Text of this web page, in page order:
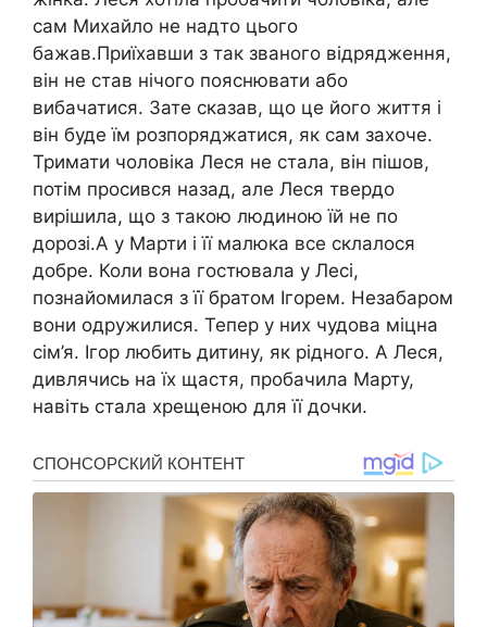
сам Михайло не надто цього
бажав.Приїхавши з так званого відрядження,
він не став нічого пояснювати або
вибачатися. Зате сказав, що це його життя і
він буде їм розпоряджатися, як сам захоче.
Тримати чоловіка Леся не стала, він пішов,
потім просився назад, але Леся твердо
вирішила, що з такою людиною їй не по
дорозі.А у Марти і її малюка все склалося
добре. Коли вона гостювала у Лесі,
познайомилася з її братом Ігорем. Незабаром
вони одружилися. Тепер у них чудова міцна
сім’я. Ігор любить дитину, як рідного. А Леся,
дивлячись на їх щастя, пробачила Марту,
навіть стала хрещеною для її дочки.